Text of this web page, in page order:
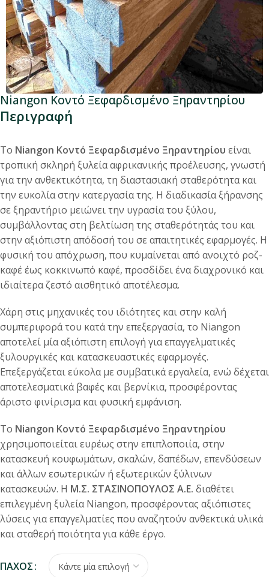
Niangon Κοντό Ξεφαρδισμένο Ξηραντηρίου
Περιγραφή
Το Niangon Κοντό Ξεφαρδισμένο Ξηραντηρίου είναι
τροπική σκληρή ξυλεία αφρικανικής προέλευσης, γνωστή
για την ανθεκτικότητα, τη διαστασιακή σταθερότητα και
την ευκολία στην κατεργασία της. Η διαδικασία ξήρανσης
σε ξηραντήριο μειώνει την υγρασία του ξύλου,
συμβάλλοντας στη βελτίωση της σταθερότητάς του και
στην αξιόπιστη απόδοσή του σε απαιτητικές εφαρμογές. Η
φυσική του απόχρωση, που κυμαίνεται από ανοιχτό ροζ-
καφέ έως κοκκινωπό καφέ, προσδίδει ένα διαχρονικό και
ιδιαίτερα ζεστό αισθητικό αποτέλεσμα.
Χάρη στις μηχανικές του ιδιότητες και στην καλή
συμπεριφορά του κατά την επεξεργασία, το Niangon
αποτελεί μία αξιόπιστη επιλογή για επαγγελματικές
ξυλουργικές και κατασκευαστικές εφαρμογές.
Επεξεργάζεται εύκολα με συμβατικά εργαλεία, ενώ δέχεται
αποτελεσματικά βαφές και βερνίκια, προσφέροντας
άριστο φινίρισμα και φυσική εμφάνιση.
Το Niangon Κοντό Ξεφαρδισμένο Ξηραντηρίου
χρησιμοποιείται ευρέως στην επιπλοποιία, στην
κατασκευή κουφωμάτων, σκαλών, δαπέδων, επενδύσεων
και άλλων εσωτερικών ή εξωτερικών ξύλινων
κατασκευών. Η Μ.Σ. ΣΤΑΣΙΝΟΠΟΥΛΟΣ Α.Ε. διαθέτει
επιλεγμένη ξυλεία Niangon, προσφέροντας αξιόπιστες
λύσεις για επαγγελματίες που αναζητούν ανθεκτικά υλικά
και σταθερή ποιότητα για κάθε έργο.
ΠΆΧΟΣ
Alternative: